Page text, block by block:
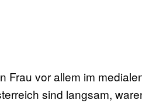
Frau vor allem im
sind langsam,